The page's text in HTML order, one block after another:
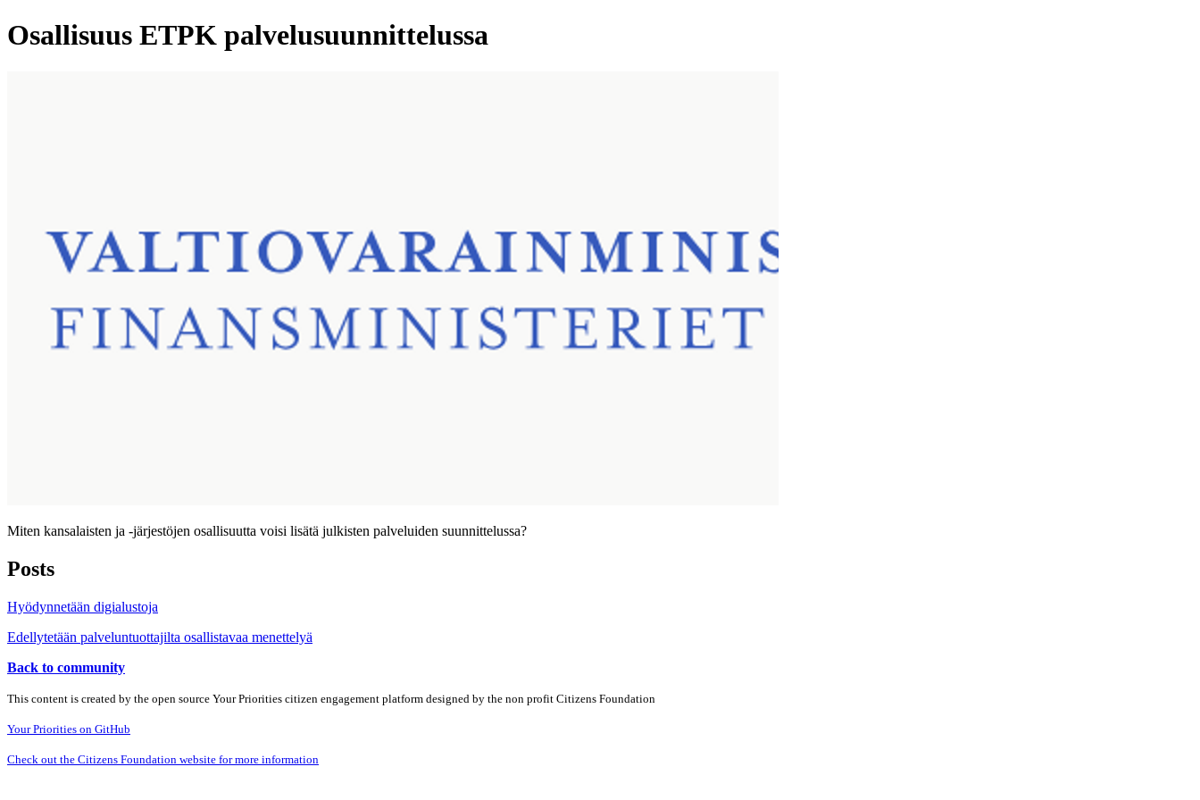
Osallisuus ETPK palvelusuunnittelussa
Miten kansalaisten ja -järjestöjen osallisuutta voisi lisätä julkisten palveluiden suunnittelussa?
Posts
Hyödynnetään digialustoja
Edellytetään palveluntuottajilta osallistavaa menettelyä
Back to community
This content is created by the open source Your Priorities citizen engagement platform designed by the non profit Citizens Foundation
Your Priorities on GitHub
Check out the Citizens Foundation website for more information